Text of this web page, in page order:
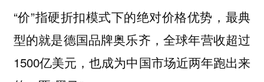
“价”指硬折扣模式下的绝对价格优势，最典
型的就是德国品牌奥乐齐，全球年营收超过
1500亿美元，也成为中国市场近两年跑出来